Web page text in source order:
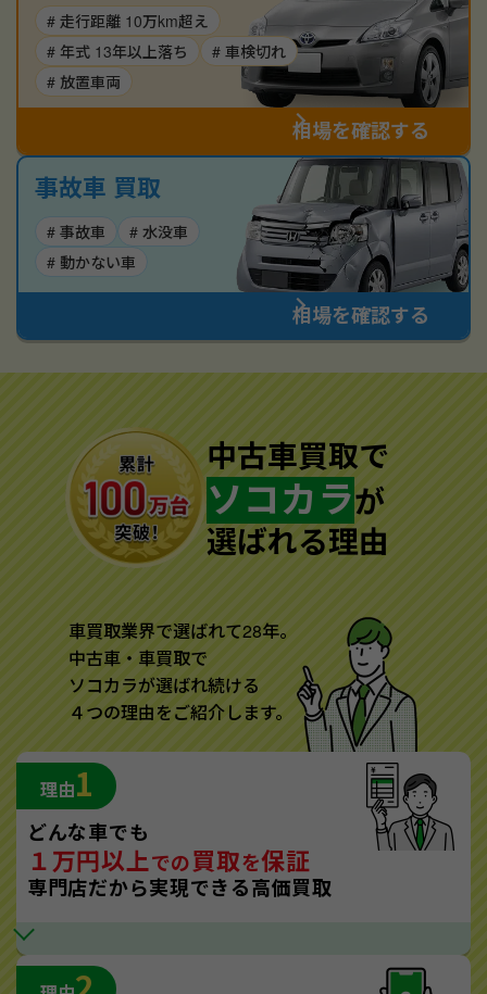
# 走行距離 10万km超え
# 年式 13年以上落ち
# 車検切れ
# 放置車両
相場を確認する
事故車 買取
# 事故車
# 水没車
# 動かない車
相場を確認する
中古車買取で
ソコカラが
選ばれる理由
車買取業界で選ばれて28年。
中古車・車買取で
ソコカラが選ばれ続ける
４つの理由をご紹介します。
理由1
どんな車でも
１万円以上での買取を保証
専門店だから実現できる高価買取